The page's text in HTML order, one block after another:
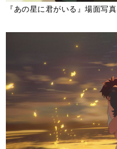
『あの星に君がいる』場面写真